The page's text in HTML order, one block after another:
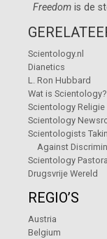
Freedom is de
Scientology.nl
Dianetics
L. Ron Hubbard
Wat is Scientology?
Scientology Religie
Scientology
Scientologists
Against
Scientology
Drugsvrije Wereld
REGIO’S
Austria
Belgium